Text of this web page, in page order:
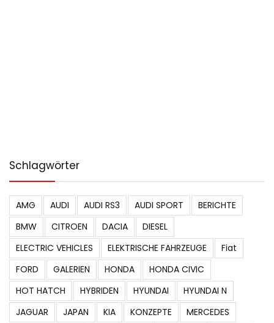
Schlagwörter
AMG AUDI AUDI RS3 AUDI SPORT
BERICHTE
BMW
CITROEN DACIA
DIESEL
ELECTRIC VEHICLES
ELEKTRISCHE FAHRZEUGE
Fiat
FORD
GALERIEN HONDA
HONDA CIVIC
HOT HATCH
HYBRIDEN HYUNDAI
HYUNDAI N
JAGUAR
JAPAN KIA KONZEPTE
MERCEDES